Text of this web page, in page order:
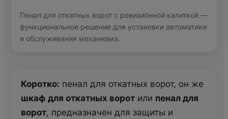
Пенал для откатных ворот с ревизионной калиткой —
функциональное решение для установки автоматики
и обслуживания механизма.
Коротко: пенал для откатных ворот, он же
шкаф для откатных ворот или пенал для
ворот, предназначен для защиты и